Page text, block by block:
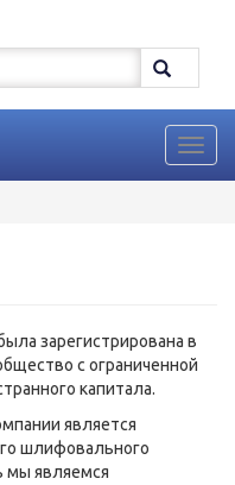
зарегистрирована в
с ограниченной
капитала.
является
шлифовального
мы являемся